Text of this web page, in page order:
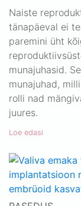
Naiste
tänapäeval ei
paremini üht
munajuhasid.
munajuhad,
rolli nad
juures.
Loe edasi